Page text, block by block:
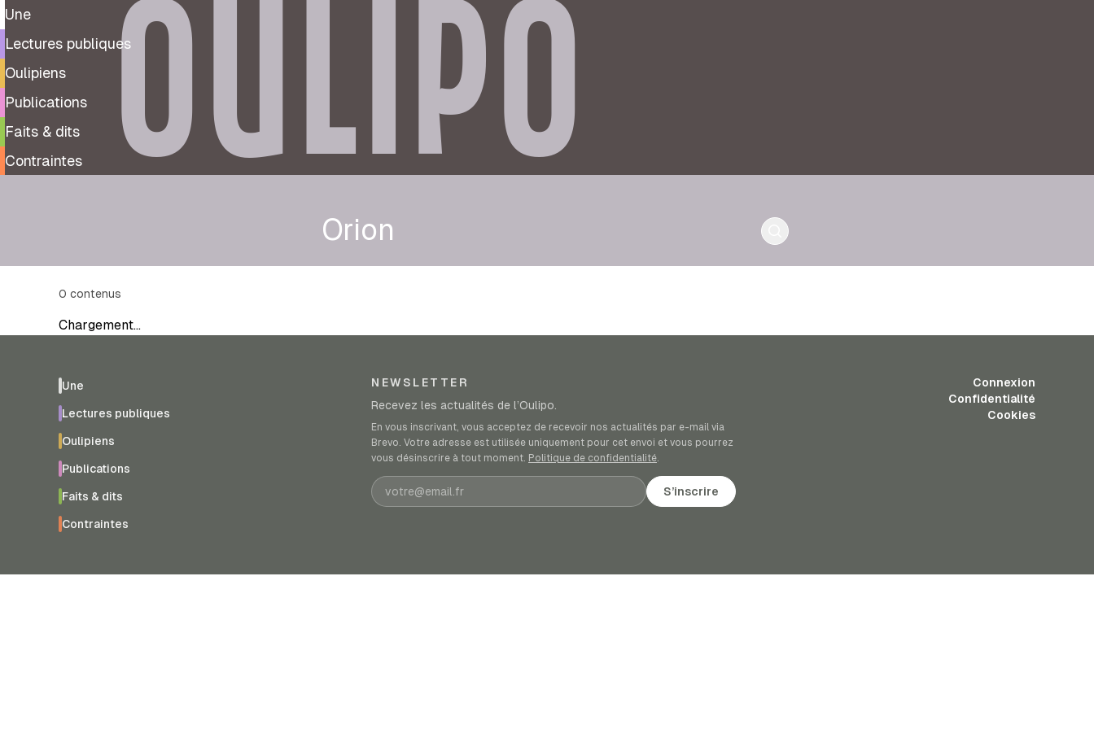
Une
Lectures publiques
Oulipiens
Publications
Faits & dits
Contraintes
OULIPO
Orion
0 contenus
Chargement…
Une
Lectures publiques
Oulipiens
Publications
Faits & dits
Contraintes
NEWSLETTER
Recevez les actualités de l’Oulipo.
En vous inscrivant, vous acceptez de recevoir nos actualités par e-mail via
Brevo. Votre adresse est utilisée uniquement pour cet envoi et vous pourrez
vous désinscrire à tout moment. Politique de confidentialité.
Adresse e-mail S’inscrire
Connexion
Confidentialité
Cookies